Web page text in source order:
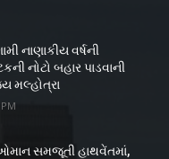
નાણાકીય વર્ષની
નોટો બહાર પાડવાની
મલ્હોત્રા
સમજૂતી હાથવેંતમાં,